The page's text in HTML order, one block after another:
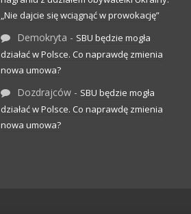
„Nie dajcie się wciągnąć w prowokację”
Demokryta - SBU będzie mogła
działać w Polsce. Co naprawdę zmienia
nowa umowa?
Dozdrajców - SBU będzie mogła
działać w Polsce. Co naprawdę zmienia
nowa umowa?